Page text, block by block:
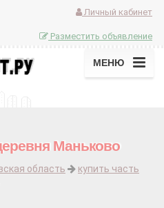
Личный кабинет
Разместить объявление
МЕНЮ
Маньково
область
купить часть